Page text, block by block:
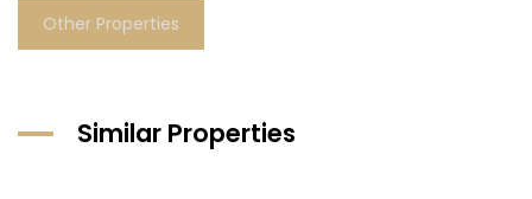
Other Properties
Similar Properties